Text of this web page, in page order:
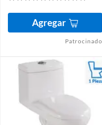
Agregar
Patrocinado